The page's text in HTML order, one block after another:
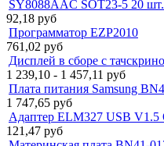
SY8088AAC SOT23-5 20
92,18 руб
Программатор EZP2010
761,02 руб
Дисплей в сборе с
1 239,10 - 1 457,11 руб
Плата питания Samsung
1 747,65 руб
Адаптер ELM327 USB
121,47 руб